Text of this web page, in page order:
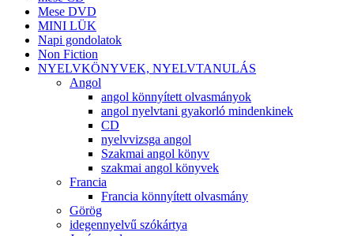
Mese DVD
MINI LÜK
Napi gondolatok
Non Fiction
NYELVKÖNYVEK, NYELVTANULÁS
Angol
angol könnyített olvasmányok
angol nyelvtani gyakorló mindenkinek
CD
nyelvvizsga angol
Szakmai angol könyv
szakmai angol könyvek
Francia
Francia könnyített olvasmány
Görög
idegennyelvű szókártya